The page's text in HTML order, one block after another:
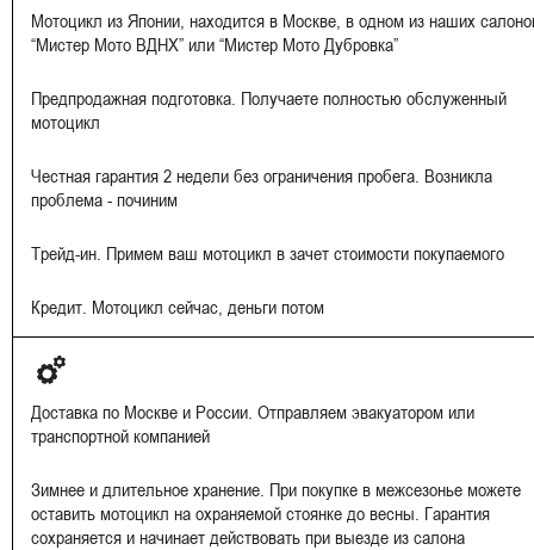
Мотоцикл из Японии, находится в Москве, в одном из наших
“Мистер Мото ВДНХ” или “Мистер Мото Дубровка”
Предпродажная подготовка. Получаете полностью обслуженный
мотоцикл
Честная гарантия 2 недели без ограничения пробега. Возникла
проблема - починим
Трейд-ин. Примем ваш мотоцикл в зачет стоимости покупаемого
Кредит. Мотоцикл сейчас, деньги потом
Доставка по Москве и России. Отправляем эвакуатором или
транспортной компанией
Зимнее и длительное хранение. При покупке в межсезонье можете
оставить мотоцикл на охраняемой стоянке до весны. Гарантия
сохраняется и начинает действовать при выезде из салона